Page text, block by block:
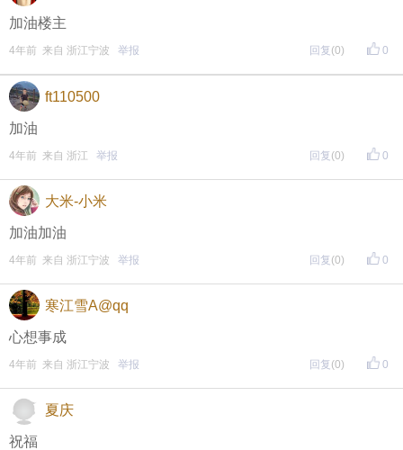
加油楼主
0
4年前 来自 浙江宁波 举报 回复 (0)
ft110500
加油
0
4年前 来自 浙江 举报 回复 (0)
大米-小米
加油加油
0
4年前 来自 浙江宁波 举报 回复 (0)
寒江雪A@qq
心想事成
0
4年前 来自 浙江宁波 举报 回复 (0)
夏庆
祝福